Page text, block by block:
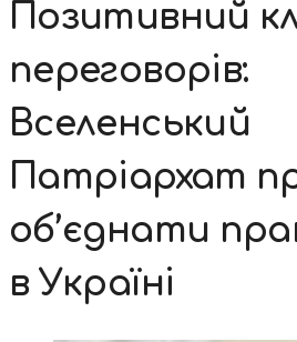
Позитивний
переговорів:
Вселенський
Патріархат
об’єднати
в Україні